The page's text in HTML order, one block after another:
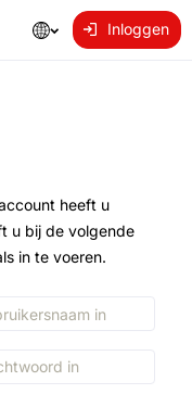
Inloggen
heeft u
u bij de volgende
in te voeren.